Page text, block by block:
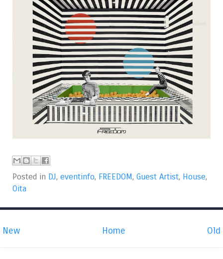
Posted in DJ, eventinfo, FREEDOM, Guest Artist, House,
Oita
New Old
Home